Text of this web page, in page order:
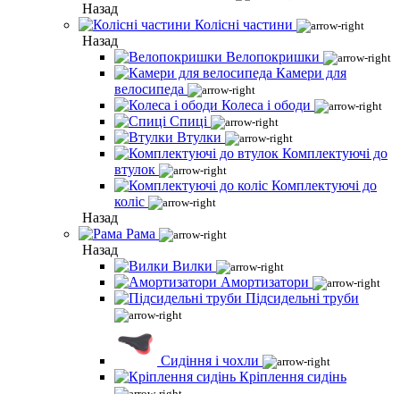
Назад
Колісні частини
Назад
Велопокришки
Камери для
велосипеда
Колеса і ободи
Спиці
Втулки
Комплектуючі до
втулок
Комплектуючі до
коліс
Назад
Рама
Назад
Вилки
Амортизатори
Підсидельні труби
Сидіння і чохли
Кріплення сидінь